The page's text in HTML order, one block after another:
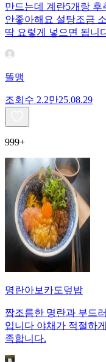
만드는데 계란5개랑 후
안좋아해요 설탕조금
딱 요렇게 넣으면 됩니
똘맹
조회수 2.2만25.08.29
999+
명란아보카도덮밥
짭조름한 명란과 부드
입니다 야채가 적절하
족합니다.